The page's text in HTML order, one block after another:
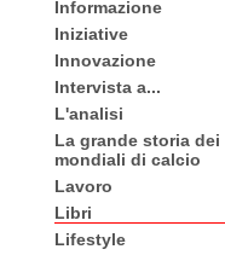
Informazione
Iniziative
Innovazione
Intervista a...
L'analisi
La grande storia dei
mondiali di calcio
Lavoro
Libri
Lifestyle